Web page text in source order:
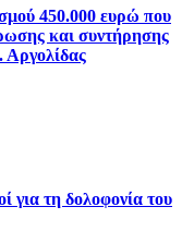
450.000 ευρώ που
και συντήρησης
Αργολίδας
για τη δολοφονία του